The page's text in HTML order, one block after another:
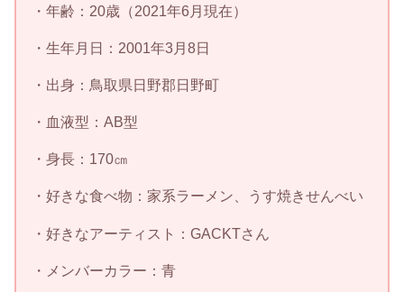
・年齢：20歳（2021年6月現在）
・生年月日：2001年3月8日
・出身：鳥取県日野郡日野町
・血液型：AB型
・身長：170㎝
・好きな食べ物：家系ラーメン、うす焼きせんべい
・好きなアーティスト：GACKTさん
・メンバーカラー：青